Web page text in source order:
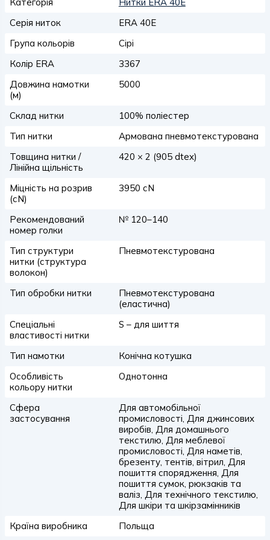
Серія ниток
ERA 40E
Група кольорів
Сірі
Колір ERA
3367
Довжина намотки
(м)
5000
Склад нитки
100% поліестер
Тип нитки
Армована пневмотекстурована
Товщина нитки /
Лінійна щільність
420 × 2 (905 dtex)
Міцність на розрив
(сN)
3950 сN
Рекомендований
номер голки
№ 120–140
Тип структури
нитки (структура
волокон)
Пневмотекстурована
Тип обробки нитки
Пневмотекстурована
(еластична)
Спеціальні
властивості нитки
S – для шиття
Тип намотки
Конічна котушка
Особливість
кольору нитки
Однотонна
Сфера
застосування
Для автомобільної
промисловості, Для джинсових
виробів, Для домашнього
текстилю, Для меблевої
промисловості, Для наметів,
брезенту, тентів, вітрил, Для
пошиття спорядження, Для
пошиття сумок, рюкзаків та
валіз, Для технічного текстилю,
Для шкіри та шкірзамінників
Країна виробника
Польща